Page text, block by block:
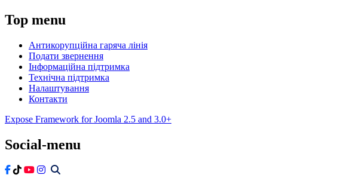
Top menu
Антикорупційна гаряча лінія
Подати звернення
Інформаційна підтримка
Технічна підтримка
Налаштування
Контакти
Expose Framework for Joomla 2.5 and 3.0+
Social-menu